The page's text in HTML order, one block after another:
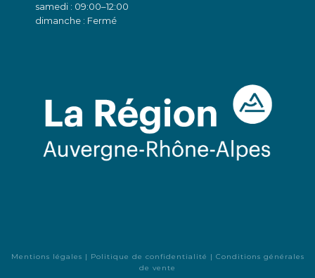
samedi : 09:00–12:00
dimanche : Fermé
Mentions légales | Politique de confidentialité | Conditions générales
de vente